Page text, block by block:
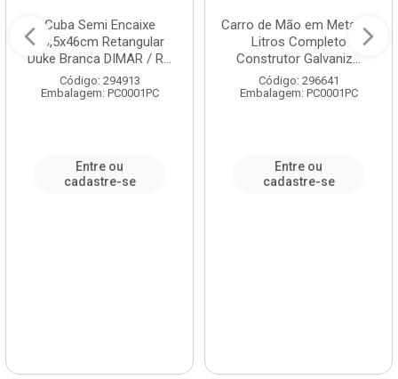
Cuba Semi Encaixe
58,5x46cm Retangular
Duke Branca DIMAR / R...
Código: 294913
Embalagem: PC0001PC
Entre ou
cadastre-se
Carro de Mão em Metal 60
Litros Completo
Construtor Galvaniz...
Código: 296641
Embalagem: PC0001PC
Entre ou
cadastre-se